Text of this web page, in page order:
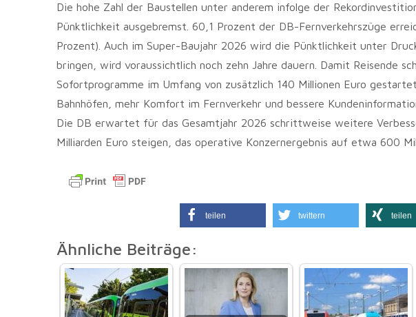
Die hohe Zahl der Baustellen unter anderem infolge der
Pünktlichkeit ausgebremst. 60,1 Prozent der DB-Fernverkehrszüge
Prozent). Auch im Super-Baujahr 2026 wird die Pünktlichkeit unter
bringen, wird voraussichtlich noch zehn Jahre dauern. Damit Reisende
Sofortprogramme im Umfang von zusätzlich 140 Millionen Euro
Bahnhöfen, mehr Komfort im Fernverkehr und bessere
Die DB erwartet für das Gesamtjahr 2026 schrittweise weitere
Milliarden Euro steigen, das operative Konzernergebnis auf etwa 600
teilen twittern teilen
Ähnliche Beiträge: